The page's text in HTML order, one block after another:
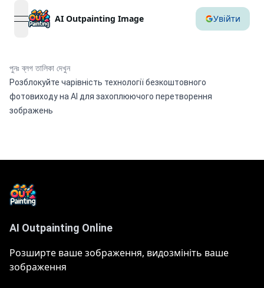
open navigation menu
AI Outpainting Image Увійти
পুনঃ ব্লগ তালিকা দেখুন
Розблокуйте чарівність технології безкоштовного
фотовиходу на AI для захоплюючого перетворення
зображень
AI Outpainting Online
Розширте ваше зображення, видозмініть ваше
зображення